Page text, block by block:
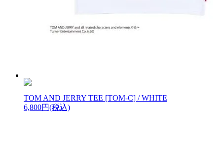
TOM AND JERRY TEE [TOM-C] / WHITE
6,800円(税込)